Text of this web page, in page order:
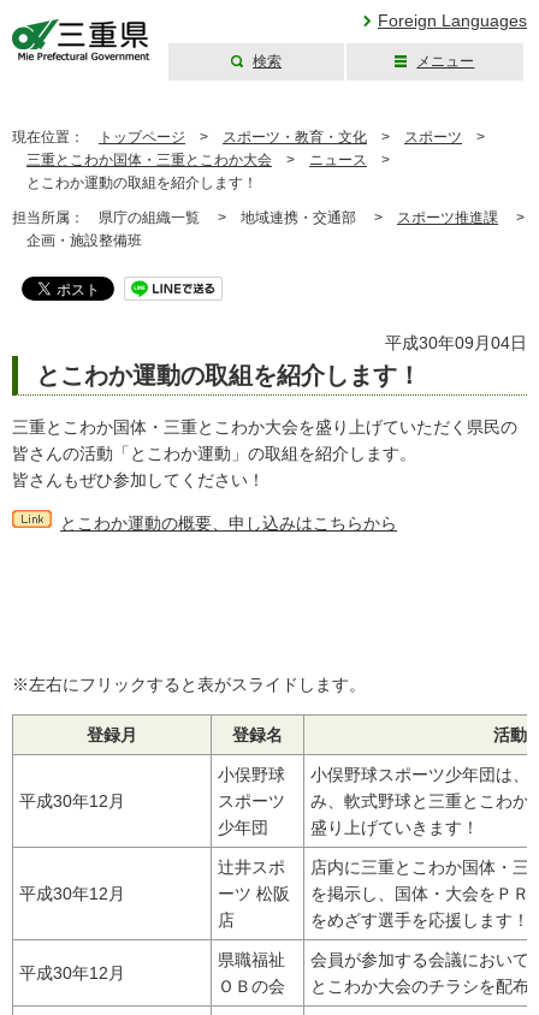
Foreign Languages
検索 メニュー
現在位置： トップページ > スポーツ・教育・文化 > スポーツ >
三重とこわか国体・三重とこわか大会 > ニュース >
とこわか運動の取組を紹介します！
担当所属： 県庁の組織一覧 > 地域連携・交通部 > スポーツ推進課 >
企画・施設整備班
平成30年09月04日
とこわか運動の取組を紹介します！
三重とこわか国体・三重とこわか大会を盛り上げていただく県民の
皆さんの活動「とこわか運動」の取組を紹介します。
皆さんもぜひ参加してください！
とこわか運動の概要、申し込みはこちらから
※左右にフリックすると表がスライドします。
登録月 登録名 活動
平成30年12月
小俣野球
スポーツ
少年団
小俣野球スポーツ少年団は、
み、軟式野球と三重とこわか
盛り上げていきます！
平成30年12月
辻井スポ
ーツ 松阪
店
店内に三重とこわか国体・三
を掲示し、国体・大会をＰＲ
をめざす選手を応援します！
平成30年12月
県職福祉
ＯＢの会
会員が参加する会議において
とこわか大会のチラシを配布